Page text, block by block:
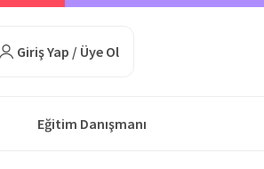
Giriş Yap / Üye Ol
Eğitim Danışmanı